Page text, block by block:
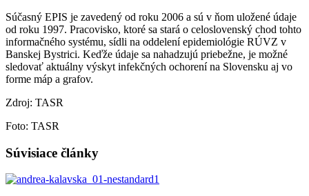
Súčasný EPIS je zavedený od roku 2006 a sú v ňom uložené údaje
od roku 1997. Pracovisko, ktoré sa stará o celoslovenský chod tohto
informačného systému, sídli na oddelení epidemiológie RÚVZ v
Banskej Bystrici. Keďže údaje sa nahadzujú priebežne, je možné
sledovať aktuálny výskyt infekčných ochorení na Slovensku aj vo
forme máp a grafov.
Zdroj: TASR
Foto: TASR
Súvisiace články